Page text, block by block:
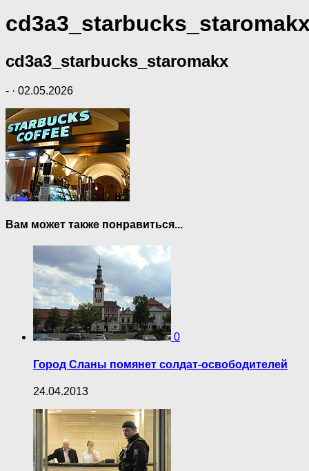
cd3a3_starbucks_staromakx
- · 02.05.2026
Вам может также понравиться...
0
Город Сланы помянет солдат-освободителей
24.04.2013